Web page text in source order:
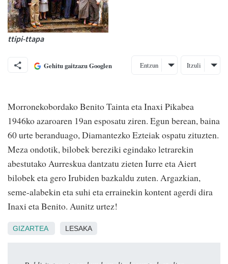
ttipi-ttapa
Gehitu gaitzazu Googlen Entzun Itzuli
Morronekobordako Benito Tainta eta Inaxi Pikabea
1946ko azaroaren 19an esposatu ziren. Egun berean, baina
60 urte beranduago, Diamantezko Ezteiak ospatu zituzten.
Meza ondotik, bilobek bereziki egindako letrarekin
abestutako Aurreskua dantzatu zieten Iurre eta Aiert
bilobek eta gero Irubiden bazkaldu zuten. Argazkian,
seme-alabekin eta suhi eta errainekin kontent agerdi dira
Inaxi eta Benito. Aunitz urtez!
GIZARTEA LESAKA